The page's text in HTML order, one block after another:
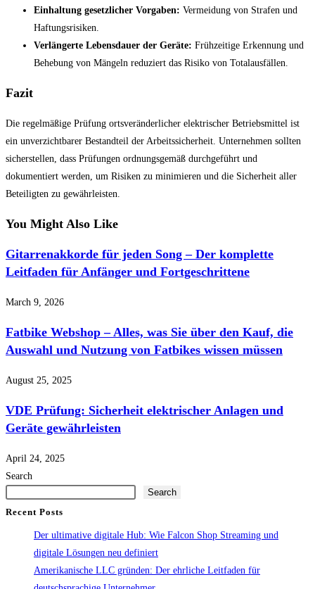
Einhaltung gesetzlicher Vorgaben: Vermeidung von Strafen und
Haftungsrisiken.
Verlängerte Lebensdauer der Geräte: Frühzeitige Erkennung und
Behebung von Mängeln reduziert das Risiko von Totalausfällen.
Fazit
Die regelmäßige Prüfung ortsveränderlicher elektrischer Betriebsmittel ist
ein unverzichtbarer Bestandteil der Arbeitssicherheit. Unternehmen sollten
sicherstellen, dass Prüfungen ordnungsgemäß durchgeführt und
dokumentiert werden, um Risiken zu minimieren und die Sicherheit aller
Beteiligten zu gewährleisten.
You Might Also Like
Gitarrenakkorde für jeden Song – Der komplette
Leitfaden für Anfänger und Fortgeschrittene
March 9, 2026
Fatbike Webshop – Alles, was Sie über den Kauf, die
Auswahl und Nutzung von Fatbikes wissen müssen
August 25, 2025
VDE Prüfung: Sicherheit elektrischer Anlagen und
Geräte gewährleisten
April 24, 2025
Search
Search
Recent Posts
Der ultimative digitale Hub: Wie Falcon Shop Streaming und
digitale Lösungen neu definiert
Amerikanische LLC gründen: Der ehrliche Leitfaden für